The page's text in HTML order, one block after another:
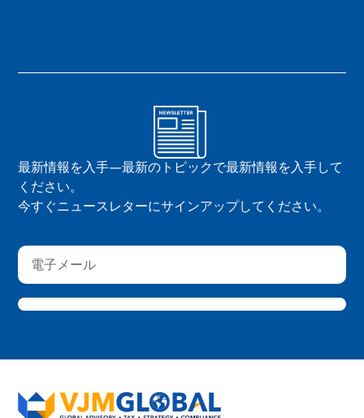
最新情報を入手—最新のトピックで最新情報を入手して
ください。
今すぐニュースレターにサインアップしてください。